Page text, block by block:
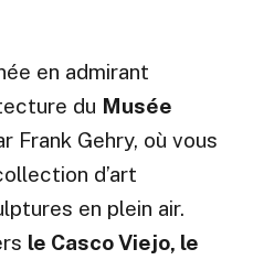
en admirant
du Musée
Frank Gehry, où vous
d’art
en plein air.
le Casco Viejo, le